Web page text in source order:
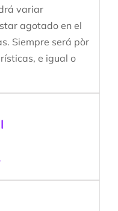
variar
agotado en el
Siempre será pòr
e igual o